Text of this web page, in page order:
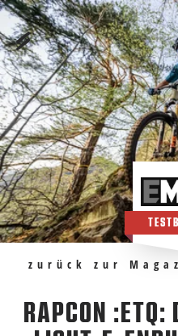
Inhaltstabelle
RAPCON :eTQ: Duellsieger im Light-
Empfehlungen
zurück zur
RAPCON :ETQ: